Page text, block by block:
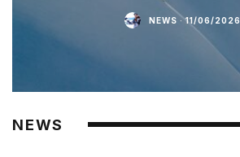
NEWS · 11/06/2026
NEWS